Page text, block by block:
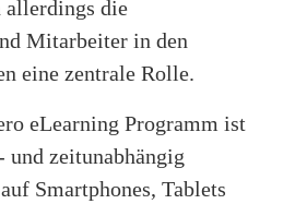
allerdings die
Mitarbeiter in den
eine zentrale Rolle.
eLearning Programm ist
zeitunabhängig
Smartphones, Tablets